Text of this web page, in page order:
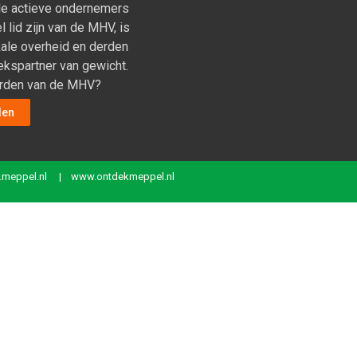
actieve ondernemers
lid zijn van de MHV, is
overheid en derden
van gewicht.
van de MHV?
| www.ontdekmeppel.nl